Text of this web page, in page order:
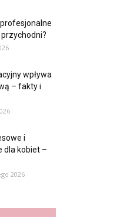
wpływa
– fakty i
i
dla kobiet –
2026